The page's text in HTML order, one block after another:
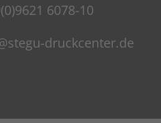
6078-10
druckcenter.de